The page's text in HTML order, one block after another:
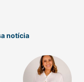
notícia